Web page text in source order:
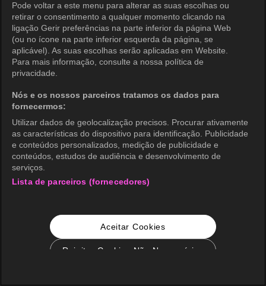
Pode voltar a este menu para alterar as suas escolhas ou
retirar o consentimento a qualquer momento clicando na
ligação Gerir preferências na parte inferior da página Web
(ou no ícone na parte inferior esquerda da página, se
aplicável). As suas escolhas serão aplicadas em Website.
Para mais informação, consulte a nossa política de
privacidade.
Nós e os nossos parceiros tratamos os dados para
fornecermos:
Utilizar dados de geolocalização precisos. Procurar ativamente
as características do dispositivo para identificação. Publicidade
e conteúdos personalizados, medição de publicidade e
conteúdos, estudos de audiência e desenvolvimento de
serviços.
Lista de parceiros (fornecedores)
Aceitar Cookies
Rejeitar Cookies Não Necessários